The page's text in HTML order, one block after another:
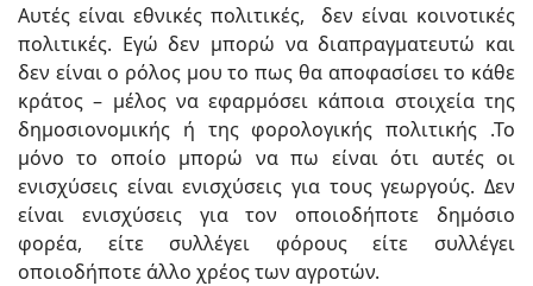
Αυτές είναι εθνικές πολιτικές, δεν είναι κοινοτικές
πολιτικές. Εγώ δεν μπορώ να διαπραγματευτώ και
δεν είναι ο ρόλος μου το πως θα αποφασίσει το κάθε
κράτος – μέλος να εφαρμόσει κάποια στοιχεία της
δημοσιονομικής ή της φορολογικής πολιτικής .Το
μόνο το οποίο μπορώ να πω είναι ότι αυτές οι
ενισχύσεις είναι ενισχύσεις για τους γεωργούς. Δεν
είναι ενισχύσεις για τον οποιοδήποτε δημόσιο
φορέα, είτε συλλέγει φόρους είτε συλλέγει
οποιοδήποτε άλλο χρέος των αγροτών.